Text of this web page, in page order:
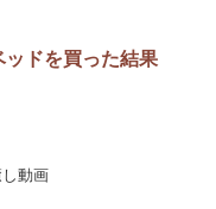
ッドを買った結果
動画